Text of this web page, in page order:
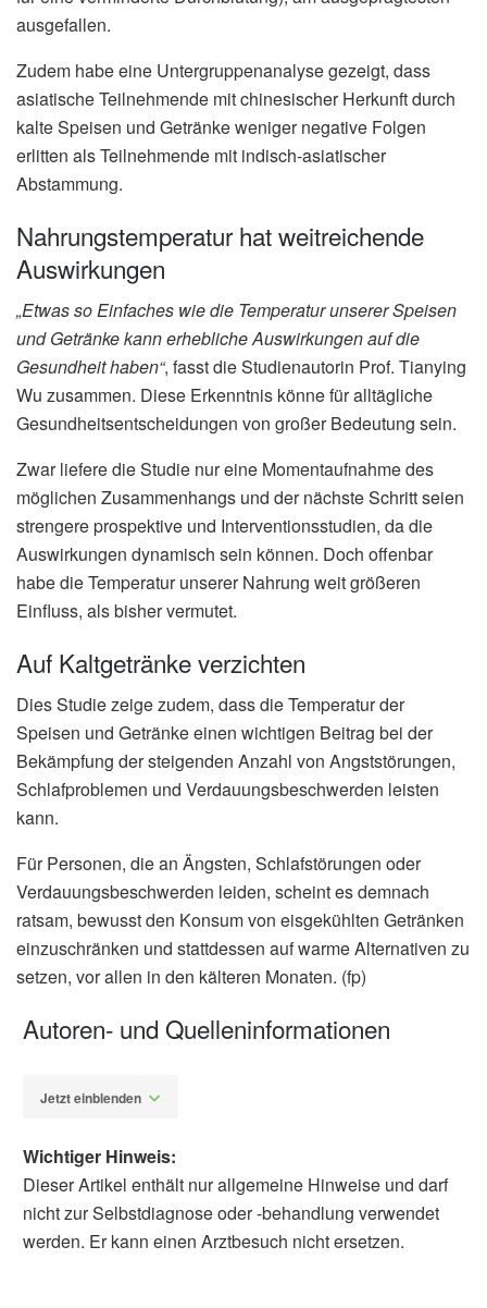
ausgefallen.
Zudem habe eine Untergruppenanalyse gezeigt, dass
asiatische Teilnehmende mit chinesischer Herkunft durch
kalte Speisen und Getränke weniger negative Folgen
erlitten als Teilnehmende mit indisch-asiatischer
Abstammung.
Nahrungstemperatur hat weitreichende
Auswirkungen
„Etwas so Einfaches wie die Temperatur unserer Speisen
und Getränke kann erhebliche Auswirkungen auf die
Gesundheit haben“, fasst die Studienautorin Prof. Tianying
Wu zusammen. Diese Erkenntnis könne für alltägliche
Gesundheitsentscheidungen von großer Bedeutung sein.
Zwar liefere die Studie nur eine Momentaufnahme des
möglichen Zusammenhangs und der nächste Schritt seien
strengere prospektive und Interventionsstudien, da die
Auswirkungen dynamisch sein können. Doch offenbar
habe die Temperatur unserer Nahrung weit größeren
Einfluss, als bisher vermutet.
Auf Kaltgetränke verzichten
Dies Studie zeige zudem, dass die Temperatur der
Speisen und Getränke einen wichtigen Beitrag bei der
Bekämpfung der steigenden Anzahl von Angststörungen,
Schlafproblemen und Verdauungsbeschwerden leisten
kann.
Für Personen, die an Ängsten, Schlafstörungen oder
Verdauungsbeschwerden leiden, scheint es demnach
ratsam, bewusst den Konsum von eisgekühlten Getränken
einzuschränken und stattdessen auf warme Alternativen zu
setzen, vor allen in den kälteren Monaten. (fp)
Autoren- und Quelleninformationen
Jetzt einblenden
Wichtiger Hinweis:
Dieser Artikel enthält nur allgemeine Hinweise und darf
nicht zur Selbstdiagnose oder -behandlung verwendet
werden. Er kann einen Arztbesuch nicht ersetzen.